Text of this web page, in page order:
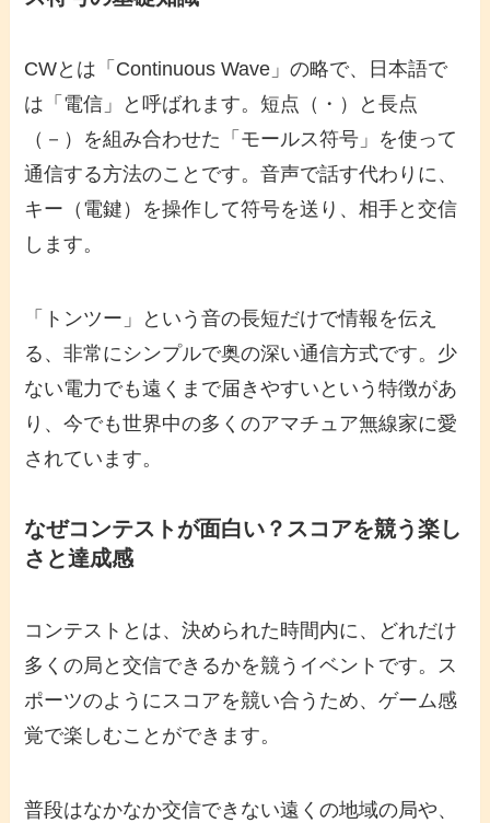
CWとは「Continuous Wave」の略で、日本語で
は「電信」と呼ばれます。短点（・）と長点
（－）を組み合わせた「モールス符号」を使って
通信する方法のことです。音声で話す代わりに、
キー（電鍵）を操作して符号を送り、相手と交信
します。
「トンツー」という音の長短だけで情報を伝え
る、非常にシンプルで奥の深い通信方式です。少
ない電力でも遠くまで届きやすいという特徴があ
り、今でも世界中の多くのアマチュア無線家に愛
されています。
なぜコンテストが面白い？スコアを競う楽し
さと達成感
コンテストとは、決められた時間内に、どれだけ
多くの局と交信できるかを競うイベントです。ス
ポーツのようにスコアを競い合うため、ゲーム感
覚で楽しむことができます。
普段はなかなか交信できない遠くの地域の局や、